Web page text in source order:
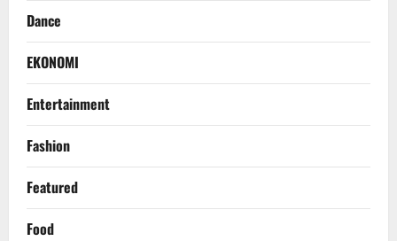
Dance
EKONOMI
Entertainment
Fashion
Featured
Food